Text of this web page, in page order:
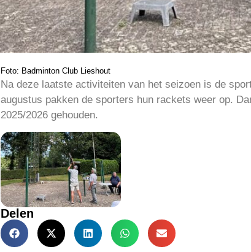
Foto: Badminton Club Lieshout
Na deze laatste activiteiten van het seizoen is de
augustus pakken de sporters hun rackets weer op.
2025/2026 gehouden.
Delen